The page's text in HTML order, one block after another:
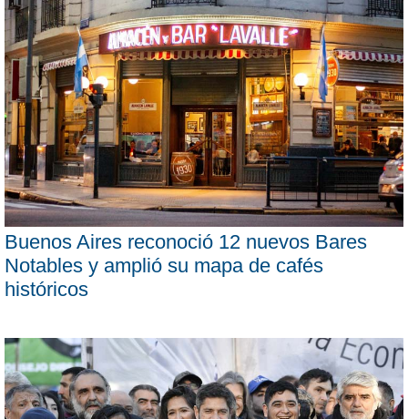
Buenos Aires reconoció 12 nuevos Bares
Notables y amplió su mapa de cafés
históricos